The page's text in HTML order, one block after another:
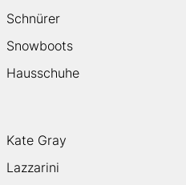
Schnürer
Snowboots
Hausschuhe
Kate Gray
Lazzarini